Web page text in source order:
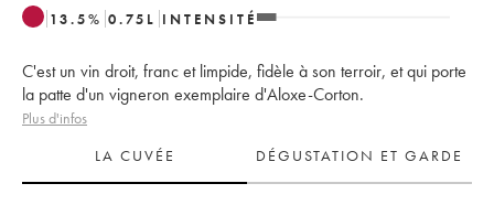
13.5% 0.75 L INTENSITÉ
C'est un vin droit, franc et limpide, fidèle à son terroir, et qui porte
la patte d'un vigneron exemplaire d'Aloxe-Corton.
Plus d'infos
LA CUVÉE
DÉGUSTATION ET GARDE